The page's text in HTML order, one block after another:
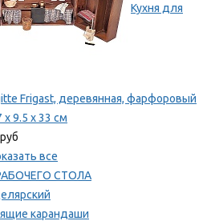
Кухня для
Frigast, деревянная, фарфоровый
x 9.5 x 33 см
все
СТОЛА
карандаши